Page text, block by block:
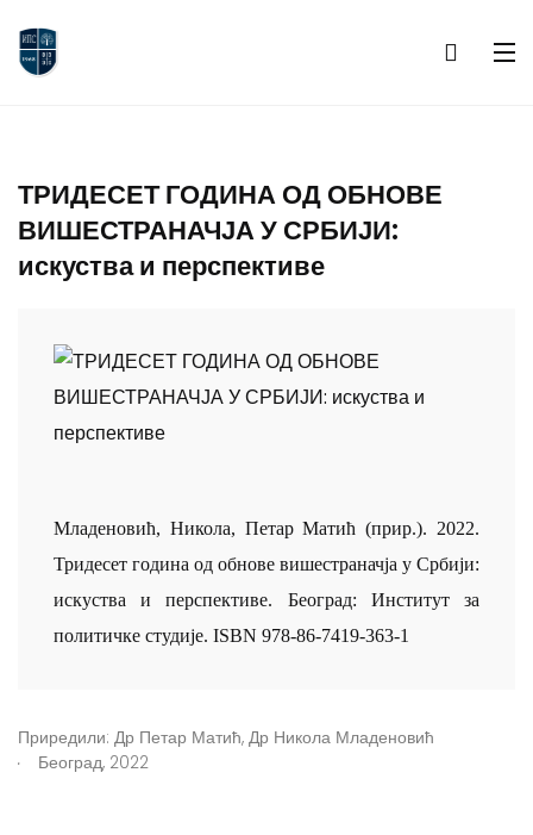
ТРИДЕСЕТ ГОДИНА ОД ОБНОВЕ
ВИШЕСТРАНАЧЈА У СРБИЈИ:
искуства и перспективе
Младеновић, Никола, Петар Матић (прир.). 2022.
Тридесет година од обнове вишестраначја у Србији:
искуства и перспективе. Београд: Институт за
политичке студије. ISBN 978-86-7419-363-1
Приредили: Др Петар Матић, Др Никола Младеновић
.
Београд, 2022